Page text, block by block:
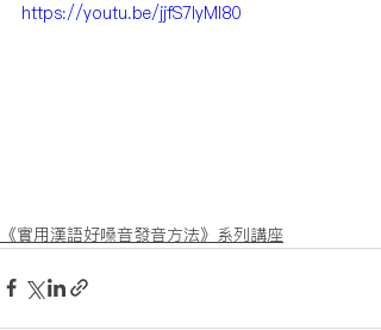
https://youtu.be/jjfS7lyMI80
《實用漢語好嗓音發音方法》系列講座